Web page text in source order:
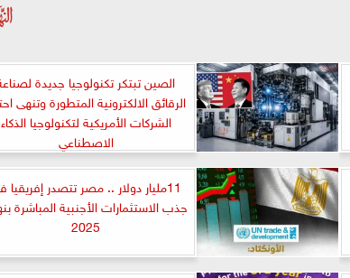
الصين تبتكر تكنولوجيا جديدة
الرقائق الالكترونية المتطورة وتنهى
الشركات الأمريكية لتكنولوجيا الذكاء
الاصطناعي
11مليار دولار .. مصر تتصدر إفريقيا
جذب الاستثمارات الأجنبية المباشرة
2025